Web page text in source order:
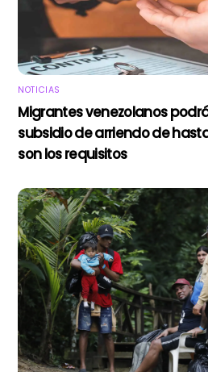
NOTICIAS
Migrantes venezolanos
subsidio de arriendo de
son los requisitos